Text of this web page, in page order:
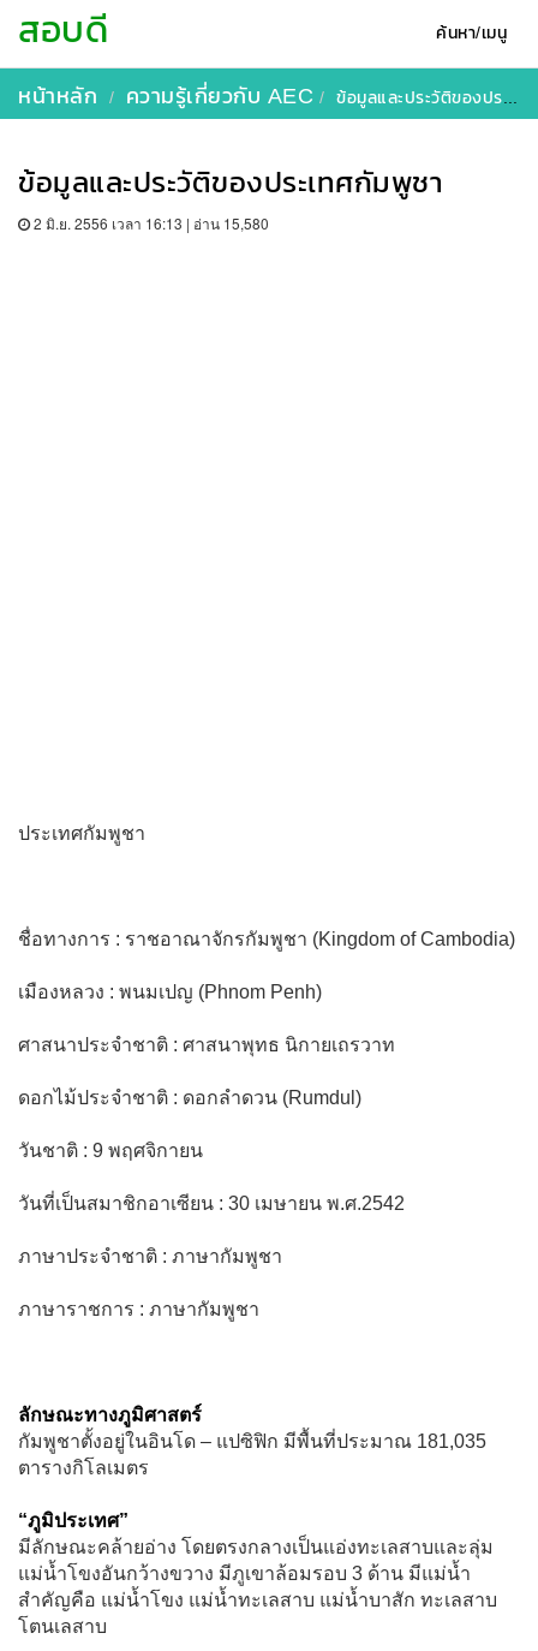
ค้นหา/เมนู
สอบดี
หน้าหลัก ความรู้เกี่ยวกับ AEC ข้อมูลและประวัติของประเทศกัมพูชา
ข้อมูลและประวัติของประเทศกัมพูชา
2 มิ.ย. 2556 เวลา 16:13 | อ่าน 15,580
ประเทศกัมพูชา
ชื่อทางการ : ราชอาณาจักรกัมพูชา (Kingdom of Cambodia)
เมืองหลวง : พนมเปญ (Phnom Penh)
ศาสนาประจำชาติ : ศาสนาพุทธ นิกายเถรวาท
ดอกไม้ประจำชาติ : ดอกลำดวน (Rumdul)
วันชาติ : 9 พฤศจิกายน
วันที่เป็นสมาชิกอาเซียน : 30 เมษายน พ.ศ.2542
ภาษาประจำชาติ : ภาษากัมพูชา
ภาษาราชการ : ภาษากัมพูชา
ลักษณะทางภูมิศาสตร์
กัมพูชาตั้งอยู่ในอินโด – แปซิฟิก มีพื้นที่ประมาณ 181,035
ตารางกิโลเมตร
“ภูมิประเทศ”
มีลักษณะคล้ายอ่าง โดยตรงกลางเป็นแอ่งทะเลสาบและลุ่ม
แม่น้ำโขงอันกว้างขวาง มีภูเขาล้อมรอบ 3 ด้าน มีแม่น้ำ
สำคัญคือ แม่น้ำโขง แม่น้ำทะเลสาบ แม่น้ำบาสัก ทะเลสาบ
โตนเลสาบ